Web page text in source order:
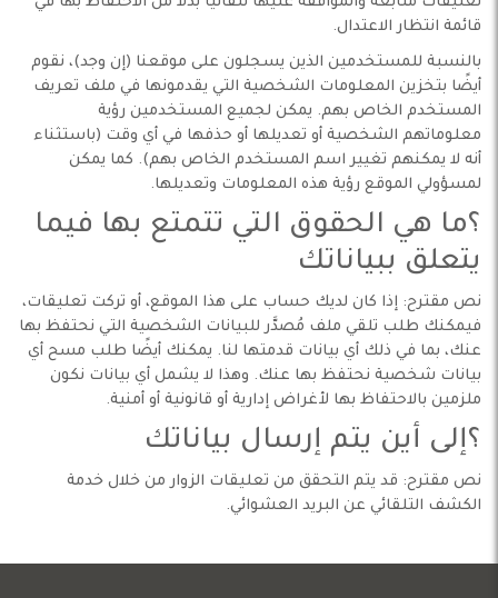
قائمة انتظار الاعتدال.
بالنسبة للمستخدمين الذين يسجلون على موقعنا (إن وجد)، نقوم
أيضًا بتخزين المعلومات الشخصية التي يقدمونها في ملف تعريف
المستخدم الخاص بهم. يمكن لجميع المستخدمين رؤية
معلوماتهم الشخصية أو تعديلها أو حذفها في أي وقت (باستثناء
أنه لا يمكنهم تغيير اسم المستخدم الخاص بهم). كما يمكن
لمسؤولي الموقع رؤية هذه المعلومات وتعديلها.
؟ما هي الحقوق التي تتمتع بها فيما
يتعلق ببياناتك
نص مقترح: إذا كان لديك حساب على هذا الموقع، أو تركت تعليقات،
فيمكنك طلب تلقي ملف مُصدَّر للبيانات الشخصية التي نحتفظ بها
عنك، بما في ذلك أي بيانات قدمتها لنا. يمكنك أيضًا طلب مسح أي
بيانات شخصية نحتفظ بها عنك. وهذا لا يشمل أي بيانات نكون
ملزمين بالاحتفاظ بها لأغراض إدارية أو قانونية أو أمنية.
؟إلى أين يتم إرسال بياناتك
نص مقترح: قد يتم التحقق من تعليقات الزوار من خلال خدمة
الكشف التلقائي عن البريد العشوائي.